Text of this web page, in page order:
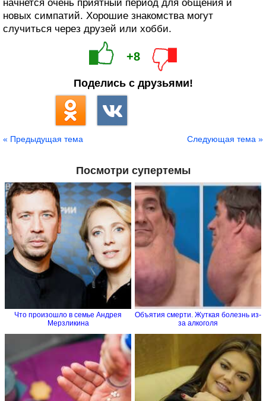
начнется очень приятный период для общения и
новых симпатий. Хорошие знакомства могут
случиться через друзей или хобби.
+8
Поделись с друзьями!
« Предыдущая тема Следующая тема »
Посмотри супертемы
Что произошло в семье Андрея
Мерзликина
Объятия смерти. Жуткая болезнь из-
за алкоголя